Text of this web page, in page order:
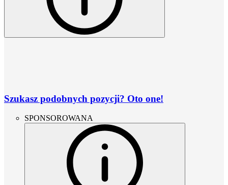
Szukasz podobnych pozycji? Oto one!
SPONSOROWANA